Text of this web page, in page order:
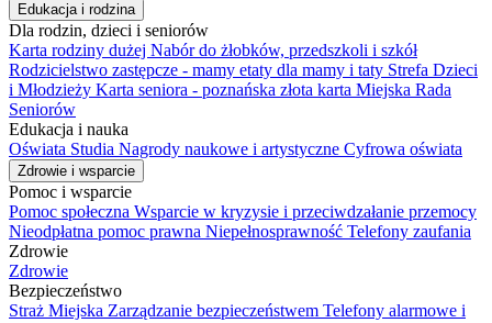
Edukacja i rodzina
Dla rodzin, dzieci i seniorów
Karta rodziny dużej Nabór do żłobków, przedszkoli i szkół
Rodzicielstwo zastępcze - mamy etaty dla mamy i taty Strefa Dzieci
i Młodzieży Karta seniora - poznańska złota karta Miejska Rada
Seniorów
Edukacja i nauka
Oświata Studia Nagrody naukowe i artystyczne Cyfrowa oświata
Zdrowie i wsparcie
Pomoc i wsparcie
Pomoc społeczna Wsparcie w kryzysie i przeciwdzałanie przemocy
Nieodpłatna pomoc prawna Niepełnosprawność Telefony zaufania
Zdrowie
Zdrowie
Bezpieczeństwo
Straż Miejska Zarządzanie bezpieczeństwem Telefony alarmowe i